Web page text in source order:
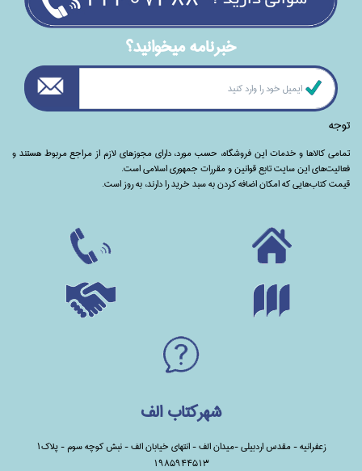
خبرنامه ميخوانيد؟
توجه
تمامی‌ کالاها و خدمات این فروشگاه، حسب مورد،‌ دارای مجوزهای لازم از مراجع مربوط هستند ‌و‌‌
فعالیت‌های این سایت تابع قوانین و مقررات جمهوری اسلامی است.
قیمت کتاب‌هایی که امکان اضافه کردن به سبد خرید را دارند،‌ به روز است.
شهرکتاب الف
زعفرانیه - مقدس اردبیلی -میدان الف - انتهای خیابان الف - نبش کوچه سوم - پلاک1
1985944513